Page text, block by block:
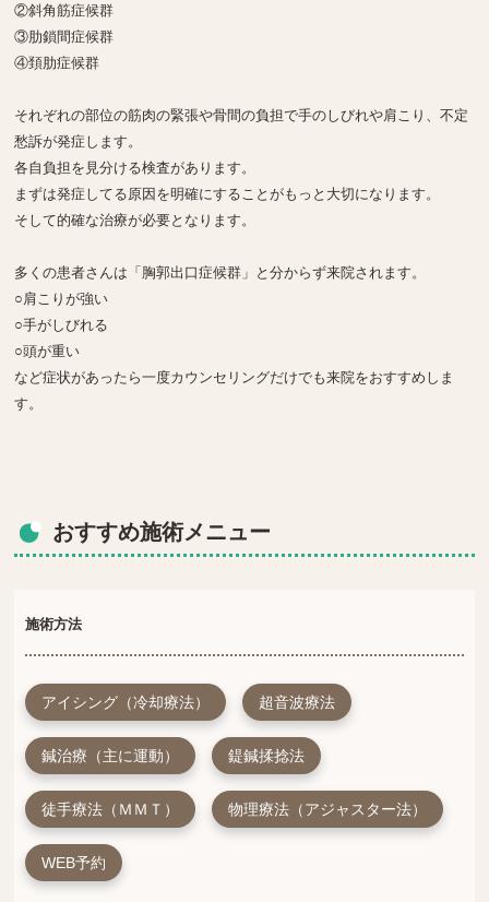
②斜角筋症候群
③肋鎖間症候群
④頚肋症候群
それぞれの部位の筋肉の緊張や骨間の負担で手のしびれや肩こり、不定
愁訴が発症します。
各自負担を見分ける検査があります。
まずは発症してる原因を明確にすることがもっと大切になります。
そして的確な治療が必要となります。
多くの患者さんは「胸郭出口症候群」と分からず来院されます。
○肩こりが強い
○手がしびれる
○頭が重い
など症状があったら一度カウンセリングだけでも来院をおすすめしま
す。
おすすめ施術メニュー
施術方法
アイシング（冷却療法） 超音波療法
鍼治療（主に運動） 鍉鍼揉捻法
徒手療法（ＭＭＴ） 物理療法（アジャスター法）
WEB予約